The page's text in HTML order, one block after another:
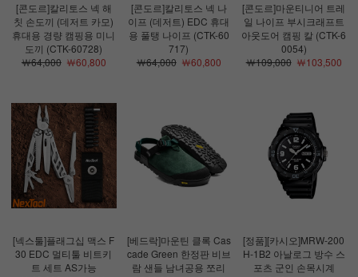
[콘도르]칼리토스 넥 해
칫 손도끼 (데저트 카모)
휴대용 경량 캠핑용 미니
도끼 (CTK-60728)
￦64,000￦60,800
[콘도르]칼리토스 넥 나
이프 (데저트) EDC 휴대
용 풀탱 나이프 (CTK-60
717)
￦64,000￦60,800
[콘도르]마운티니어 트레
일 나이프 부시크래프트
아웃도어 캠핑 칼 (CTK-6
0054)
￦109,000￦103,500
[넥스툴]플래그십 맥스 F
30 EDC 멀티툴 비트키
트 세트 AS가능
[베드락]마운틴 클록 Cas
cade Green 한정판 비브
람 샌들 남녀공용 쪼리
[정품][카시오]MRW-200
H-1B2 아날로그 방수 스
포츠 군인 손목시계